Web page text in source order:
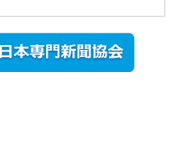
2026年8月5日
更新
農工大で大